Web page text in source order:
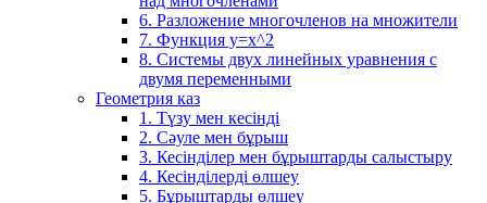
6. Разложение многочленов на множители
7. Функция y=x^2
8. Системы двух линейных уравнения с
двумя переменными
Геометрия каз
1. Түзу мен кесінді
2. Сәуле мен бұрыш
3. Кесінділер мен бұрыштарды салыстыру
4. Кесінділерді өлшеу
5. Бұрыштарды өлшеу